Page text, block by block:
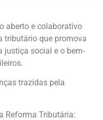
aberto e colaborativo
tributário que promova
justiça social e o bem-
trazidas pela
Reforma Tributária: